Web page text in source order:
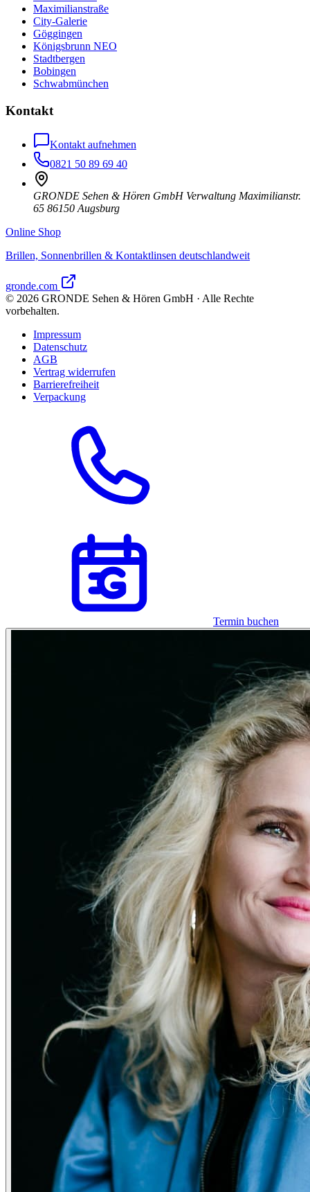
Maximilianstraße
City-Galerie
Göggingen
Königsbrunn NEO
Stadtbergen
Bobingen
Schwabmünchen
Kontakt
Kontakt aufnehmen
0821 50 89 69 40
GRONDE Sehen & Hören GmbH Verwaltung Maximilianstr.
65 86150 Augsburg
Online Shop
Brillen, Sonnenbrillen & Kontaktlinsen deutschlandweit
gronde.com
© 2026 GRONDE Sehen & Hören GmbH · Alle Rechte
vorbehalten.
Impressum
Datenschutz
AGB
Vertrag widerrufen
Barrierefreiheit
Verpackung
Termin buchen